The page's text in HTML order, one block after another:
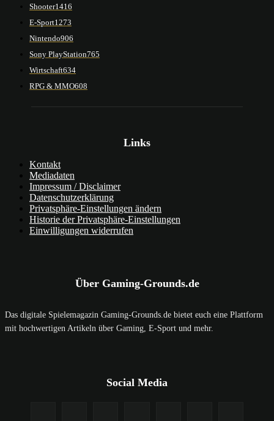
Shooter1416
E-Sport1273
Nintendo906
Sony PlayStation765
Wirtschaft634
RPG & MMO608
Links
Kontakt
Mediadaten
Impressum / Disclaimer
Datenschutzerklärung
Privatsphäre-Einstellungen ändern
Historie der Privatsphäre-Einstellungen
Einwilligungen widerrufen
Über Gaming-Grounds.de
Das digitale Spielemagazin Gaming-Grounds.de bietet euch eine Plattform
mit hochwertigen Artikeln über Gaming, E-Sport und mehr.
Social Media